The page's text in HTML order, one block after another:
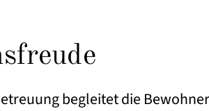
begleitet die